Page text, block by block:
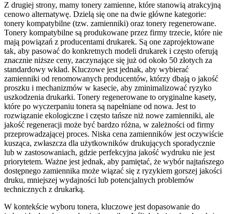
Z drugiej strony, mamy tonery zamienne, które stanowią atrakcyjną
cenowo alternatywę. Dzielą się one na dwie główne kategorie:
tonery kompatybilne (tzw. zamienniki) oraz tonery regenerowane.
Tonery kompatybilne są produkowane przez firmy trzecie, które nie
mają powiązań z producentami drukarek. Są one zaprojektowane
tak, aby pasować do konkretnych modeli drukarek i często oferują
znacznie niższe ceny, zaczynające się już od około 50 złotych za
standardowy wkład. Kluczowe jest jednak, aby wybierać
zamienniki od renomowanych producentów, którzy dbają o jakość
proszku i mechanizmów w kasecie, aby zminimalizować ryzyko
uszkodzenia drukarki. Tonery regenerowane to oryginalne kasety,
które po wyczerpaniu tonera są napełniane od nowa. Jest to
rozwiązanie ekologiczne i często tańsze niż nowe zamienniki, ale
jakość regeneracji może być bardzo różna, w zależności od firmy
przeprowadzającej proces. Niska cena zamienników jest oczywiście
kusząca, zwłaszcza dla użytkowników drukujących sporadycznie
lub w zastosowaniach, gdzie perfekcyjna jakość wydruku nie jest
priorytetem. Ważne jest jednak, aby pamiętać, że wybór najtańszego
dostępnego zamiennika może wiązać się z ryzykiem gorszej jakości
druku, mniejszej wydajności lub potencjalnych problemów
technicznych z drukarką.
W kontekście wyboru tonera, kluczowe jest dopasowanie do